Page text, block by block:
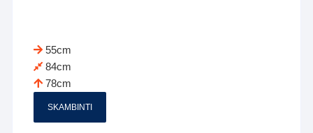
55cm
84cm
78cm
SKAMBINTI